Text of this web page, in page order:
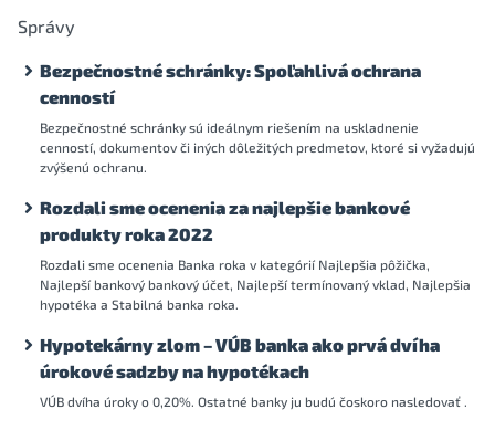
Správy
Bezpečnostné schránky: Spoľahlivá ochrana
cenností
Bezpečnostné schránky sú ideálnym riešením na uskladnenie
cenností, dokumentov či iných dôležitých predmetov, ktoré si vyžadujú
zvýšenú ochranu.
Rozdali sme ocenenia za najlepšie bankové
produkty roka 2022
Rozdali sme ocenenia Banka roka v kategórií Najlepšia pôžička,
Najlepší bankový bankový účet, Najlepší termínovaný vklad, Najlepšia
hypotéka a Stabilná banka roka.
Hypotekárny zlom – VÚB banka ako prvá dvíha
úrokové sadzby na hypotékach
VÚB dvíha úroky o 0,20%. Ostatné banky ju budú čoskoro nasledovať .